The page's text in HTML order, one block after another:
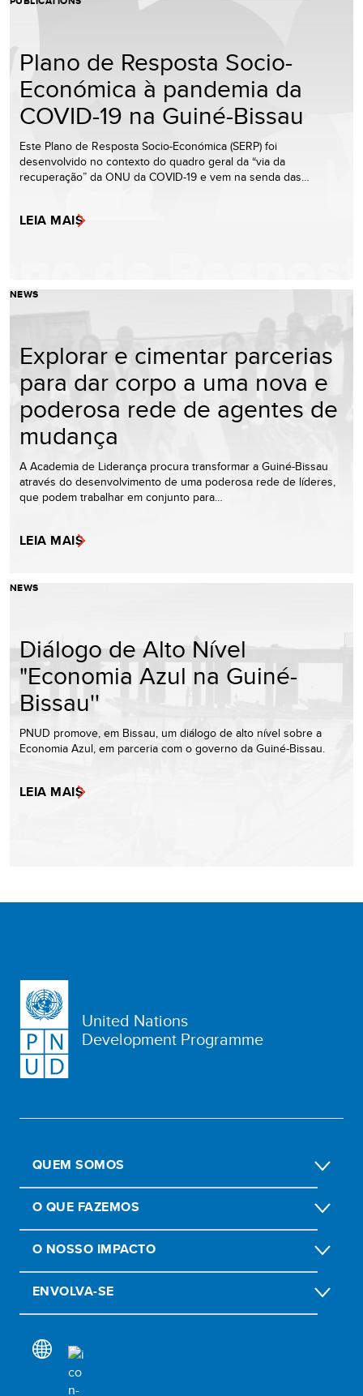
Plano de Resposta Socio-
Económica à pandemia da
COVID-19 na Guiné-Bissau
Este Plano de Resposta Socio-Económica (SERP) foi
desenvolvido no contexto do quadro geral da “via da
recuperação” da ONU da COVID-19 e vem na senda das…
LEIA MAIS
NEWS
Explorar e cimentar parcerias
para dar corpo a uma nova e
poderosa rede de agentes de
mudança
A Academia de Liderança procura transformar a Guiné-Bissau
através do desenvolvimento de uma poderosa rede de líderes,
que podem trabalhar em conjunto para…
LEIA MAIS
NEWS
Diálogo de Alto Nível
"Economia Azul na Guiné-
Bissau''
PNUD promove, em Bissau, um diálogo de alto nível sobre a
Economia Azul, em parceria com o governo da Guiné-Bissau.
LEIA MAIS
United Nations
Development Programme
QUEM SOMOS
O QUE FAZEMOS
O NOSSO IMPACTO
ENVOLVA-SE